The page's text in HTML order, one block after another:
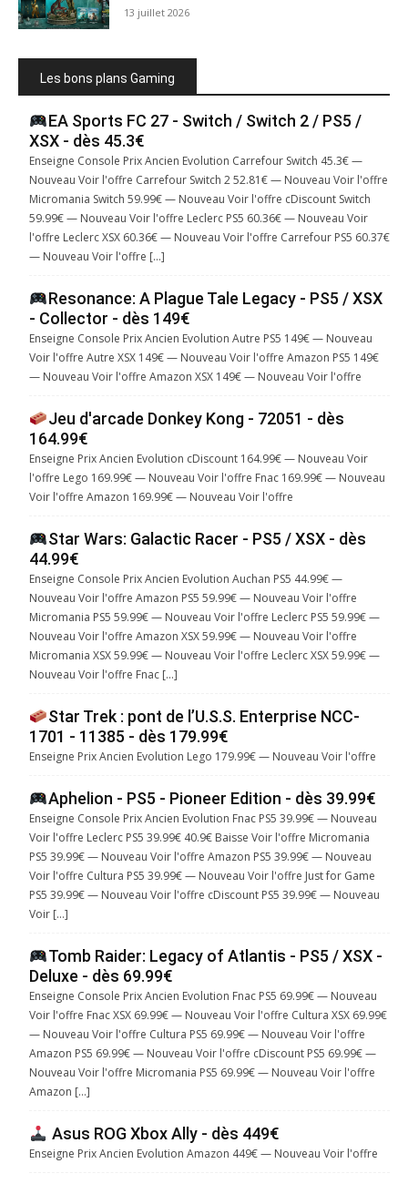
13 juillet 2026
Les bons plans Gaming
EA Sports FC 27 - Switch / Switch 2 / PS5 /
XSX - dès 45.3€
Enseigne Console Prix Ancien Evolution Carrefour Switch 45.3€ —
Nouveau Voir l'offre Carrefour Switch 2 52.81€ — Nouveau Voir l'offre
Micromania Switch 59.99€ — Nouveau Voir l'offre cDiscount Switch
59.99€ — Nouveau Voir l'offre Leclerc PS5 60.36€ — Nouveau Voir
l'offre Leclerc XSX 60.36€ — Nouveau Voir l'offre Carrefour PS5 60.37€
— Nouveau Voir l'offre […]
Resonance: A Plague Tale Legacy - PS5 / XSX
- Collector - dès 149€
Enseigne Console Prix Ancien Evolution Autre PS5 149€ — Nouveau
Voir l'offre Autre XSX 149€ — Nouveau Voir l'offre Amazon PS5 149€
— Nouveau Voir l'offre Amazon XSX 149€ — Nouveau Voir l'offre
Jeu d'arcade Donkey Kong - 72051 - dès
164.99€
Enseigne Prix Ancien Evolution cDiscount 164.99€ — Nouveau Voir
l'offre Lego 169.99€ — Nouveau Voir l'offre Fnac 169.99€ — Nouveau
Voir l'offre Amazon 169.99€ — Nouveau Voir l'offre
Star Wars: Galactic Racer - PS5 / XSX - dès
44.99€
Enseigne Console Prix Ancien Evolution Auchan PS5 44.99€ —
Nouveau Voir l'offre Amazon PS5 59.99€ — Nouveau Voir l'offre
Micromania PS5 59.99€ — Nouveau Voir l'offre Leclerc PS5 59.99€ —
Nouveau Voir l'offre Amazon XSX 59.99€ — Nouveau Voir l'offre
Micromania XSX 59.99€ — Nouveau Voir l'offre Leclerc XSX 59.99€ —
Nouveau Voir l'offre Fnac […]
Star Trek : pont de l’U.S.S. Enterprise NCC-
1701 - 11385 - dès 179.99€
Enseigne Prix Ancien Evolution Lego 179.99€ — Nouveau Voir l'offre
Aphelion - PS5 - Pioneer Edition - dès 39.99€
Enseigne Console Prix Ancien Evolution Fnac PS5 39.99€ — Nouveau
Voir l'offre Leclerc PS5 39.99€ 40.9€ Baisse Voir l'offre Micromania
PS5 39.99€ — Nouveau Voir l'offre Amazon PS5 39.99€ — Nouveau
Voir l'offre Cultura PS5 39.99€ — Nouveau Voir l'offre Just for Game
PS5 39.99€ — Nouveau Voir l'offre cDiscount PS5 39.99€ — Nouveau
Voir […]
Tomb Raider: Legacy of Atlantis - PS5 / XSX -
Deluxe - dès 69.99€
Enseigne Console Prix Ancien Evolution Fnac PS5 69.99€ — Nouveau
Voir l'offre Fnac XSX 69.99€ — Nouveau Voir l'offre Cultura XSX 69.99€
— Nouveau Voir l'offre Cultura PS5 69.99€ — Nouveau Voir l'offre
Amazon PS5 69.99€ — Nouveau Voir l'offre cDiscount PS5 69.99€ —
Nouveau Voir l'offre Micromania PS5 69.99€ — Nouveau Voir l'offre
Amazon […]
Asus ROG Xbox Ally - dès 449€
Enseigne Prix Ancien Evolution Amazon 449€ — Nouveau Voir l'offre